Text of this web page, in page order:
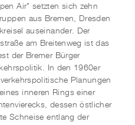
Air" setzten sich zehn
aus Bremen, Dresden
auseinander. Der
am Breitenweg ist das
der Bremer Bürger
In den 1960er
Planungen
inneren Rings einer
dessen östlicher
Schneise entlang der